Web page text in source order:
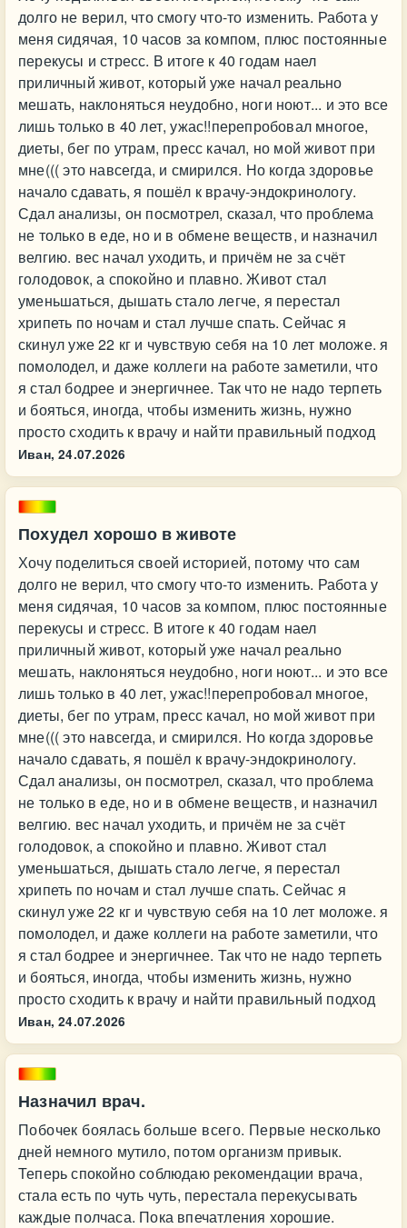
долго не верил, что смогу что-то изменить. Работа у
меня сидячая, 10 часов за компом, плюс постоянные
перекусы и стресс. В итоге к 40 годам наел
приличный живот, который уже начал реально
мешать, наклоняться неудобно, ноги ноют... и это все
лишь только в 40 лет, ужас!!перепробовал многое,
диеты, бег по утрам, пресс качал, но мой живот при
мне((( это навсегда, и смирился. Но когда здоровье
начало сдавать, я пошёл к врачу-эндокринологу.
Сдал анализы, он посмотрел, сказал, что проблема
не только в еде, но и в обмене веществ, и назначил
велгию. вес начал уходить, и причём не за счёт
голодовок, а спокойно и плавно. Живот стал
уменьшаться, дышать стало легче, я перестал
хрипеть по ночам и стал лучше спать. Сейчас я
скинул уже 22 кг и чувствую себя на 10 лет моложе. я
помолодел, и даже коллеги на работе заметили, что
я стал бодрее и энергичнее. Так что не надо терпеть
и бояться, иногда, чтобы изменить жизнь, нужно
просто сходить к врачу и найти правильный подход
Иван, 24.07.2026
Похудел хорошо в животе
Хочу поделиться своей историей, потому что сам
долго не верил, что смогу что-то изменить. Работа у
меня сидячая, 10 часов за компом, плюс постоянные
перекусы и стресс. В итоге к 40 годам наел
приличный живот, который уже начал реально
мешать, наклоняться неудобно, ноги ноют... и это все
лишь только в 40 лет, ужас!!перепробовал многое,
диеты, бег по утрам, пресс качал, но мой живот при
мне((( это навсегда, и смирился. Но когда здоровье
начало сдавать, я пошёл к врачу-эндокринологу.
Сдал анализы, он посмотрел, сказал, что проблема
не только в еде, но и в обмене веществ, и назначил
велгию. вес начал уходить, и причём не за счёт
голодовок, а спокойно и плавно. Живот стал
уменьшаться, дышать стало легче, я перестал
хрипеть по ночам и стал лучше спать. Сейчас я
скинул уже 22 кг и чувствую себя на 10 лет моложе. я
помолодел, и даже коллеги на работе заметили, что
я стал бодрее и энергичнее. Так что не надо терпеть
и бояться, иногда, чтобы изменить жизнь, нужно
просто сходить к врачу и найти правильный подход
Иван, 24.07.2026
Назначил врач.
Побочек боялась больше всего. Первые несколько
дней немного мутило, потом организм привык.
Теперь спокойно соблюдаю рекомендации врача,
стала есть по чуть чуть, перестала перекусывать
каждые полчаса. Пока впечатления хорошие.